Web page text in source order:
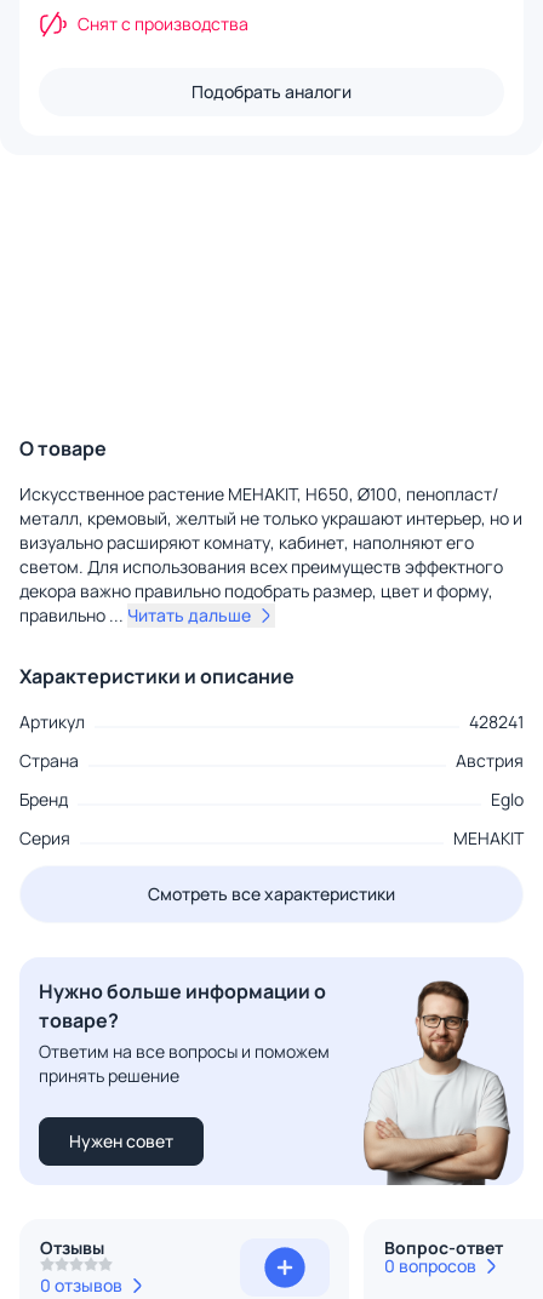
Снят с производства
Подобрать аналоги
О товаре
Искусственное растение MEHAKIT, H650, Ø100, пенопласт/
металл, кремовый, желтый не только украшают интерьер, но и
визуально расширяют комнату, кабинет, наполняют его
светом. Для использования всех преимуществ эффектного
декора важно правильно подобрать размер, цвет и форму,
правильно ... Читать дальше
Характеристики и описание
Артикул
428241
Страна
Австрия
Бренд
Eglo
Серия
MEHAKIT
Смотреть все характеристики
Нужно больше информации о
товаре?
Ответим на все вопросы и поможем
принять решение
Нужен совет
Отзывы
0 отзывов
Вопрос-ответ
0 вопросов